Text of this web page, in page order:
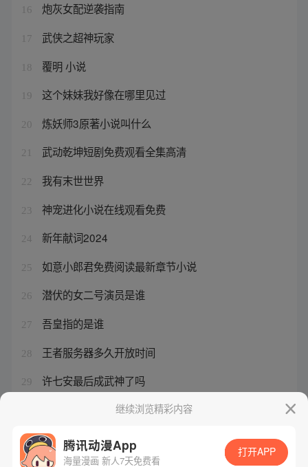
16 炮灰女配逆袭指南
17 武侠之超神玩家
18 覆明 小说
19 这个妹妹我好像在哪里见过
20 炼妖师3原著小说叫什么
21 武动乾坤短剧免费观看全集高清
22 我有末世世界
23 神宠进化小说在线观看免费
24 新年献词2024
25 如意小郎君免费阅读最新章节小说
26 潜伏的女二号演员是谁
27 吾皇指的是谁
28 王者服务器多久开放时间
29 许七安最后成武神了吗
继续浏览精彩内容
腾讯动漫App
海量漫画 新人7天免费看
打开APP